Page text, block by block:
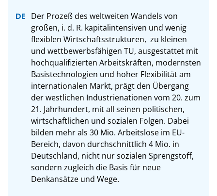
Der Prozeß des weltweiten Wandels von
großen, i. d. R. kapitalintensiven und wenig
flexiblen Wirtschaftsstrukturen,  zu kleinen
und wettbewerbsfähigen TU, ausgestattet mit
hochqualifizierten Arbeitskräften, modernsten
Basistechnologien und hoher Flexibilität am
internationalen Markt, prägt den Übergang
der westlichen Industrienationen vom 20. zum
21. Jahrhundert, mit all seinen politischen,
wirtschaftlichen und sozialen Folgen. Dabei
bilden mehr als 30 Mio. Arbeitslose im EU-
Bereich, davon durchschnittlich 4 Mio. in
Deutschland, nicht nur sozialen Sprengstoff,
sondern zugleich die Basis für neue
Denkansätze und Wege.